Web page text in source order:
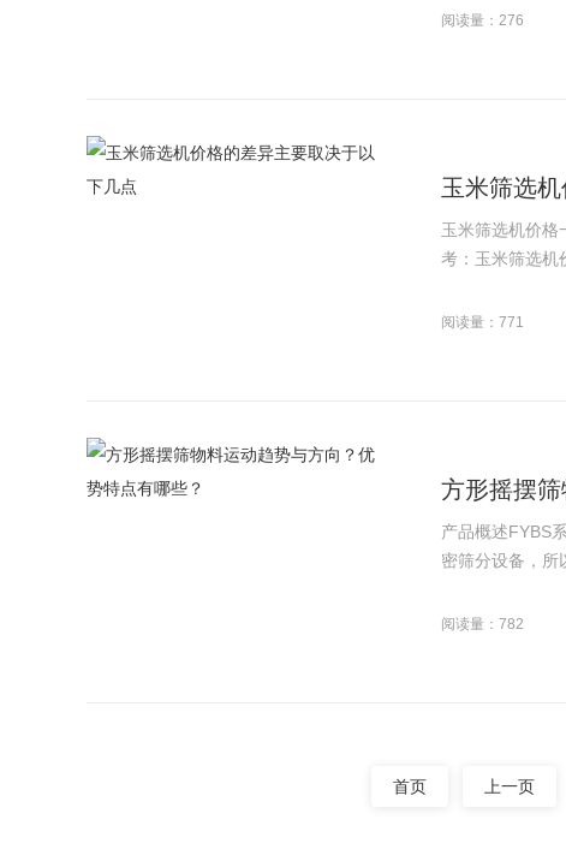
阅读量：276
玉米筛选
玉米筛选机价格
考：玉米筛选机
阅读量：771
方形摇摆
产品概述FYBS
密筛分设备，所
阅读量：782
首页 上一页